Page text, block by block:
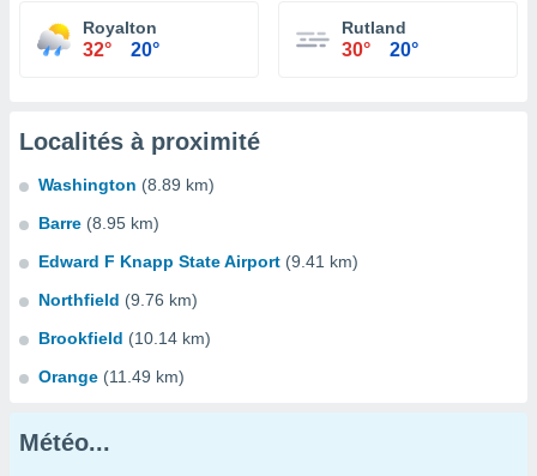
Royalton
32° 20°
Rutland
30° 20°
Localités à proximité
Washington (8.89 km)
Barre (8.95 km)
Edward F Knapp State Airport (9.41 km)
Northfield (9.76 km)
Brookfield (10.14 km)
Orange (11.49 km)
Météo...